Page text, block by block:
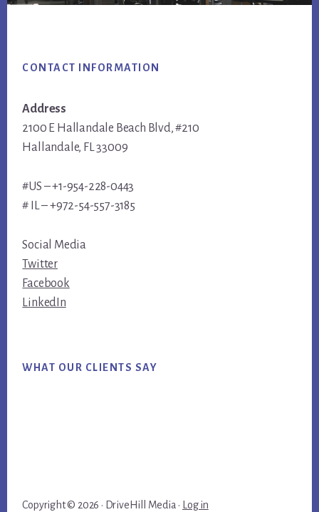
CONTACT INFORMATION
Address
2100 E Hallandale Beach Blvd, #210
Hallandale, FL 33009
#US – +1-954-228-0443
# IL – +972-54-557-3185
Social Media
Twitter
Facebook
LinkedIn
WHAT OUR CLIENTS SAY
Copyright © 2026 · DriveHill Media · Log in